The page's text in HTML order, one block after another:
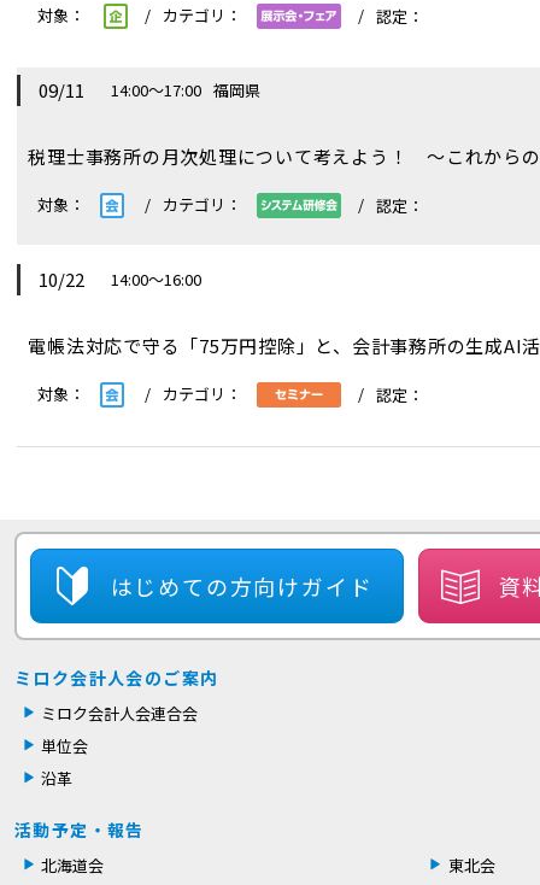
09/11 14:00～17:00 福岡県
税理士事務所の月次処理について考えよう！ ～これから
10/22 14:00～16:00
電帳法対応で守る「75万円控除」と、会計事務所の生成AI
はじめての方向けガイド 資
ミロク会計人会のご案内
ミロク会計人会連合会
単位会
沿革
活動予定・報告
北海道会
東北会